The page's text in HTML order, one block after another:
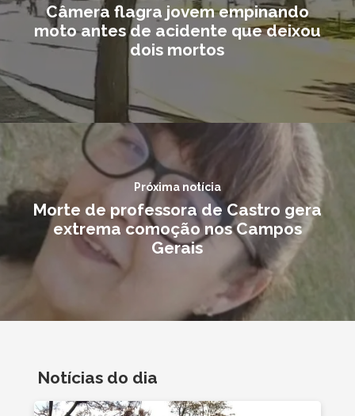
Câmera flagra jovem empinando
moto antes de acidente que deixou
dois mortos
Próxima notícia
Morte de professora de Castro gera
extrema comoção nos Campos
Gerais
Notícias do dia